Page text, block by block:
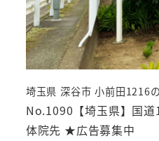
No.1090【埼玉県】国
体院先 ★広告募集中
埼玉県 深谷市 小前田1216